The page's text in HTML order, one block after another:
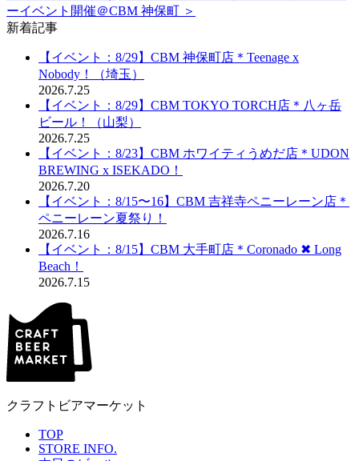
ーイベント開催＠CBM 神保町 ＞
新着記事
【イベント：8/29】CBM 神保町店＊Teenage x
Nobody！（埼玉）
2026.7.25
【イベント：8/29】CBM TOKYO TORCH店＊八ヶ岳
ビール！（山梨）
2026.7.25
【イベント：8/23】CBM ホワイティうめだ店＊UDON
BREWING x ISEKADO！
2026.7.20
【イベント：8/15〜16】CBM 吉祥寺ペニーレーン店＊
ペニーレーン夏祭り！
2026.7.16
【イベント：8/15】CBM 大手町店＊Coronado ✖︎ Long
Beach！
2026.7.15
クラフトビアマーケット
TOP
STORE INFO.